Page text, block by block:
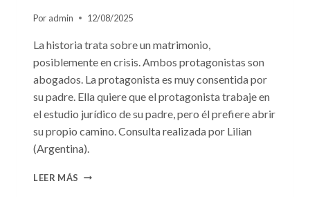
BAIRD
Por admin 12/08/2025
La historia trata sobre un matrimonio,
posiblemente en crisis. Ambos protagonistas son
abogados. La protagonista es muy consentida por
su padre. Ella quiere que el protagonista trabaje en
el estudio jurídico de su padre, pero él prefiere abrir
su propio camino. Consulta realizada por Lilian
(Argentina).
LEER MÁS CONSULTA